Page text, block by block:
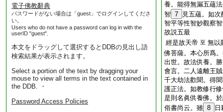
電子佛教辭典
パスワードがない場合は「guest」でログインしてくださ
い。
Users who do not have a password can log in with the
userID "guest".
本文をドラッグして選択するとDDBの見出し語
検索結果が表示されます。
Select a portion of the text by dragging your
mouse to view all terms in the text contained in
the DDB. ・
Password Access Policies
養。能得無漏五蘊
智 7
見五蘊。如
智平等性智妙觀察
故説五最
經是故天帝 至 無以
佛菩薩。本心所爲
出世。故法供養。
會言。二人遠離王
千大劫法歡聞。得
護正法。如教修行
是則名眞供養佛。
俗書尚云。雖 8